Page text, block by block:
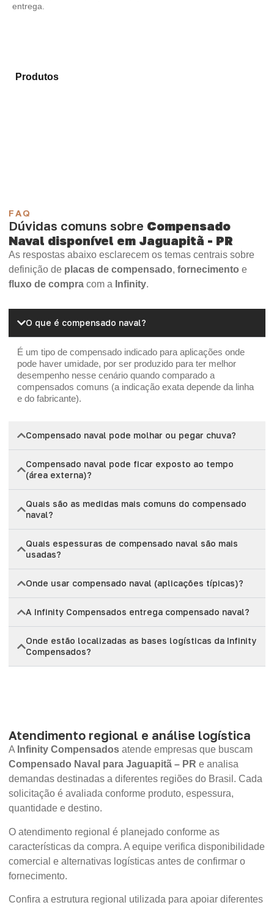
entrega.
Produtose selecione o produto mais adequado para
FAQ
Dúvidas comuns sobre Compensado
Naval disponível em Jaguapitã - PR
As respostas abaixo esclarecem os temas centrais sobre
definição de placas de compensado, fornecimento e
fluxo de compra com a Infinity.
O que é compensado naval?
É um tipo de compensado indicado para aplicações onde
pode haver umidade, por ser produzido para ter melhor
desempenho nesse cenário quando comparado a
compensados comuns (a indicação exata depende da linha
e do fabricante).
Compensado naval pode molhar ou pegar chuva?
Compensado naval pode ficar exposto ao tempo
(área externa)?
Quais são as medidas mais comuns do compensado
naval?
Quais espessuras de compensado naval são mais
usadas?
Onde usar compensado naval (aplicações típicas)?
A Infinity Compensados entrega compensado naval?
Onde estão localizadas as bases logísticas da Infinity
Compensados?
Atendimento regional e análise logística
A Infinity Compensados atende empresas que buscam
Compensado Naval para Jaguapitã – PR e analisa
demandas destinadas a diferentes regiões do Brasil. Cada
solicitação é avaliada conforme produto, espessura,
quantidade e destino.
O atendimento regional é planejado conforme as
características da compra. A equipe verifica disponibilidade
comercial e alternativas logísticas antes de confirmar o
fornecimento.
Confira a estrutura regional utilizada para apoiar diferentes